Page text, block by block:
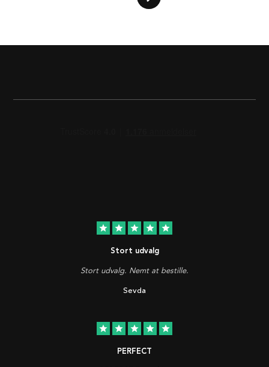
star star star star star
Stort udvalg
Stort udvalg. Nemt at bestille.
Sevda
star star star star star
PERFECT